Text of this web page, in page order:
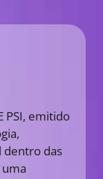
PSI, emitido
dentro das